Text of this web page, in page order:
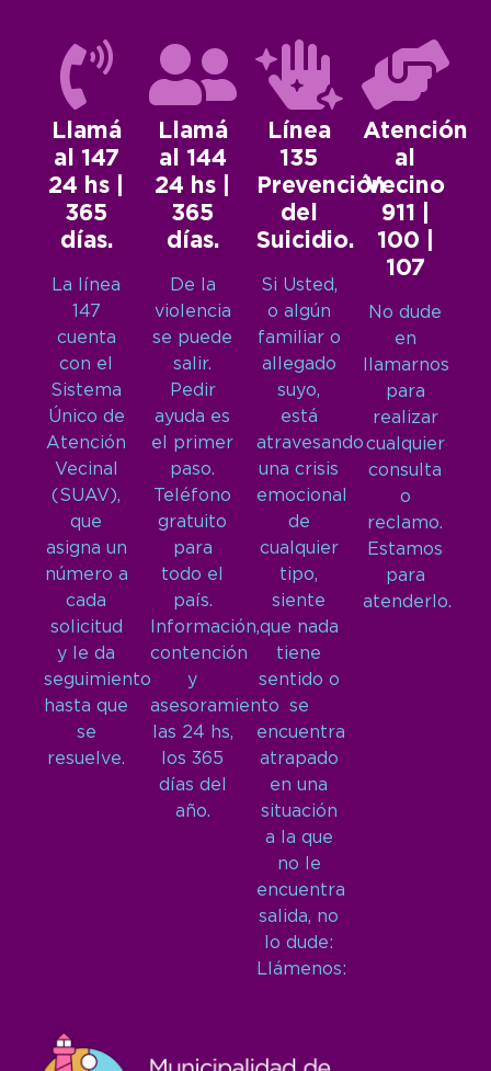
Llamá
al 147
24 hs |
365
días.
La línea
147
cuenta
con el
Sistema
Único de
Atención
Vecinal
(SUAV),
que
asigna un
número a
cada
solicitud
y le da
seguimiento
hasta que
se
resuelve.
Llamá
al 144
24 hs |
365
días.
De la
violencia
se puede
salir.
Pedir
ayuda es
el primer
paso.
Teléfono
gratuito
para
todo el
país.
Información,
contención
y
asesoramiento
las 24 hs,
los 365
días del
año.
Línea
135
Prevención
del
Suicidio.
Si Usted,
o algún
familiar o
allegado
suyo,
está
atravesando
una crisis
emocional
de
cualquier
tipo,
siente
que nada
tiene
sentido o
se
encuentra
atrapado
en una
situación
a la que
no le
encuentra
salida, no
lo dude:
Llámenos:
Atención
al
Vecino
911 |
100 |
107
No dude
en
llamarnos
para
realizar
cualquier
consulta
o
reclamo.
Estamos
para
atenderlo.